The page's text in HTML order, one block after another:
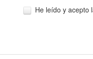
He leído y acepto